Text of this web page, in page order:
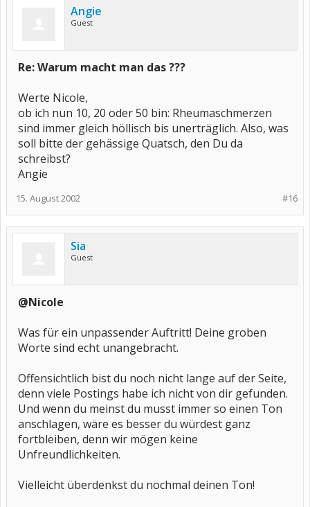
Angie
Guest
Re: Warum macht man das ???
Werte Nicole,
ob ich nun 10, 20 oder 50 bin: Rheumaschmerzen
sind immer gleich höllisch bis unerträglich. Also, was
soll bitte der gehässige Quatsch, den Du da
schreibst?
Angie
#16
15. August 2002
Sia
Guest
@Nicole
Was für ein unpassender Auftritt! Deine groben
Worte sind echt unangebracht.
Offensichtlich bist du noch nicht lange auf der Seite,
denn viele Postings habe ich nicht von dir gefunden.
Und wenn du meinst du musst immer so einen Ton
anschlagen, wäre es besser du würdest ganz
fortbleiben, denn wir mögen keine
Unfreundlichkeiten.
Vielleicht überdenkst du nochmal deinen Ton!